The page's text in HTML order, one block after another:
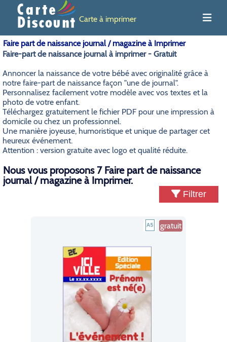
Carte à imprimer
Faire part de naissance journal / magazine à Imprimer
Faire-part de naissance journal à imprimer - Gratuit
Annoncer la naissance de votre bébé avec originalité grâce à
notre faire-part de naissance façon "une de journal".
Personnalisez facilement votre modèle avec vos textes et la
photo de votre enfant.
Téléchargez gratuitement le fichier PDF pour une impression à
domicile ou chez un professionnel.
Une manière joyeuse, humoristique et unique de partager cet
heureux événement.
Attention : version gratuite avec logo et qualité réduite.
Nous vous proposons 7 Faire part de naissance
journal / magazine à Imprimer.
Filtrer
gratuit